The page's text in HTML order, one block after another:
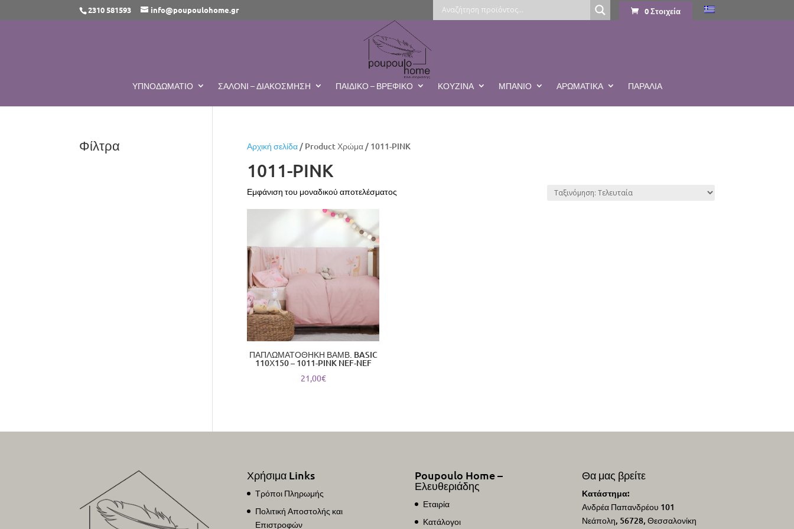
2310 581593 info@poupoulohome.gr 0 Στοιχεία
ΥΠΝΟΔΩΜΆΤΙΟ ΣΑΛΌΝΙ – ΔΙΑΚΌΣΜΗΣΗ ΠΑΙΔΙΚΌ – ΒΡΕΦΙΚΌ ΚΟΥΖΊΝΑ ΜΠΆΝΙΟ ΑΡΩΜΑΤΙΚΆ ΠΑΡΑΛΙΑ
Αρχική σελίδα/ Product Χρώμα / 1011-PINK
1011-PINK
Εμφάνιση του μοναδικού αποτελέσματος
ΠΑΠΛΩΜΑΤΟΘΗΚΗ ΒΑΜΒ. BASIC
110Χ150 – 1011-PINK NEF-NEF
21,00€
Φίλτρα
Χρήσιμα Links
Τρόποι Πληρωμής
Πολιτική Αποστολής και
Επιστροφών
Poupoulo Home –
Ελευθεριάδης
Εταιρία
Κατάλογοι
Θα μας βρείτε
Κατάστημα:
Ανδρέα Παπανδρέου 101
Νεάπολη, 56728, Θεσσαλονίκη